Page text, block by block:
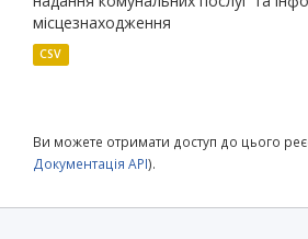
місцезнаходження
CSV
Ви можете отримати доступ до цього
Документація API).